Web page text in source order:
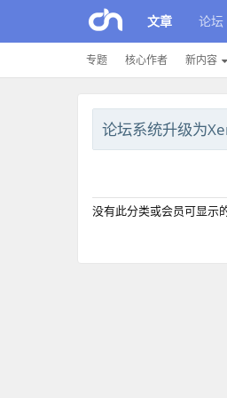
文章
专题 核心作者 新内容
论坛
论坛系统升级为
没有此分类或会员可显示